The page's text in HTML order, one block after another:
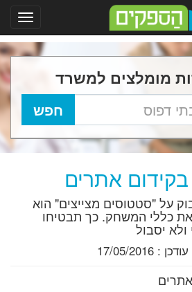
מומלצים למשרד
על "סטטוסים מצייצים" הוא
כללי המשחק. כך תבטיחו
יסבול
עודכן : 17/05/2016